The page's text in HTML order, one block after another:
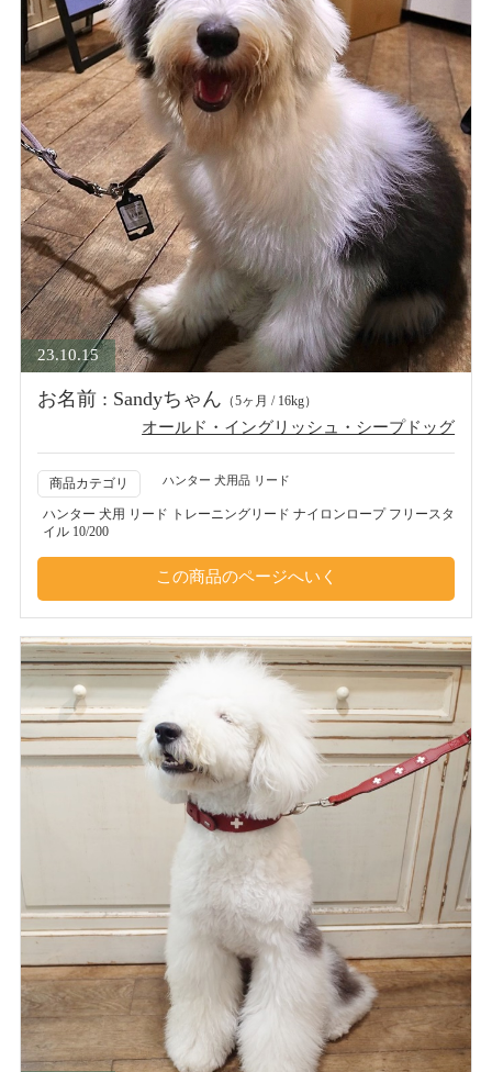
23.10.15
お名前 : Sandyちゃん （5ヶ月 / 16kg）
オールド・イングリッシュ・シープドッグ
商品カテゴリ ハンター 犬用品 リード
ハンター 犬用 リード トレーニングリード ナイロンロープ フリースタ
イル 10/200